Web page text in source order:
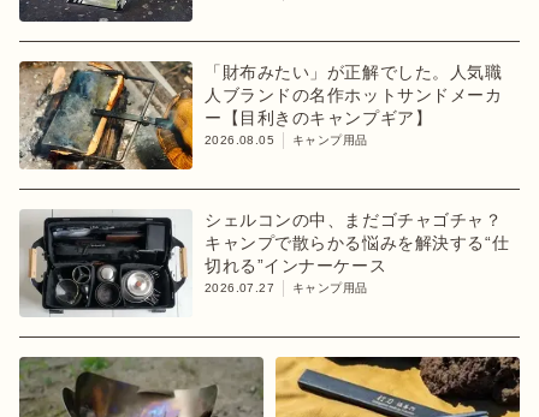
「財布みたい」が正解でした。人気職
人ブランドの名作ホットサンドメーカ
ー【目利きのキャンプギア】
2026.08.05 キャンプ用品
シェルコンの中、まだゴチャゴチャ？
キャンプで散らかる悩みを解決する“仕
切れる”インナーケース
2026.07.27 キャンプ用品